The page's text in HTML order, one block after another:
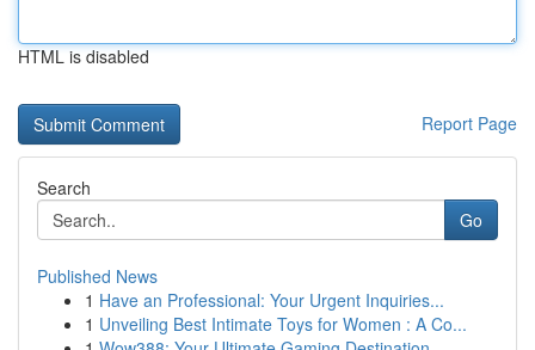
HTML is disabled
Report Page
Search
Go
Published News
1 Have an Professional: Your Urgent Inquiries...
1 Unveiling Best Intimate Toys for Women : A Co...